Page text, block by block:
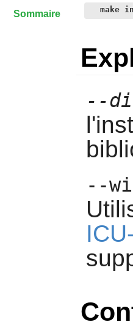
make
--
--
Sommaire